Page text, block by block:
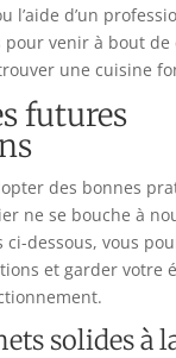
l’aide d’un
venir à bout de
une cuisine
futures
des bonnes
ne se bouche à
ci-dessous, vous
et garder votre
solides à